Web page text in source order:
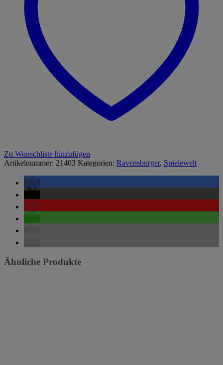
Zu Wunschliste hinzufügen
Artikelnummer: 21403 Kategorien: Ravensburger, Spielewelt
Ähnliche Produkte